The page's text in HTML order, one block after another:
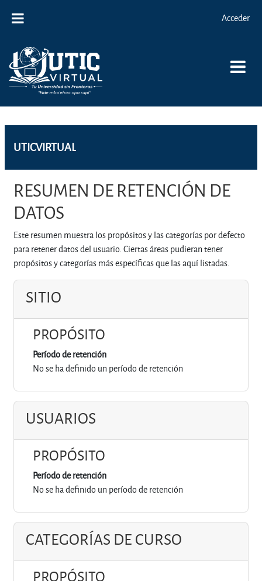
Acceder
UTICVIRTUAL
RESUMEN DE RETENCIÓN DE
DATOS
Este resumen muestra los propósitos y las categorías por defecto
para retener datos del usuario. Ciertas áreas pudieran tener
propósitos y categorías más específicas que las aquí listadas.
SITIO
PROPÓSITO
Período de retención
No se ha definido un período de retención
USUARIOS
PROPÓSITO
Período de retención
No se ha definido un período de retención
CATEGORÍAS DE CURSO
PROPÓSITO